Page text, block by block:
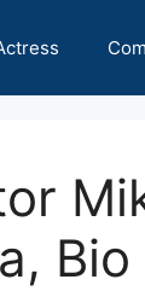
Bio